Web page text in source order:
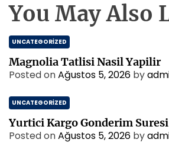
You May Also
UNCATEGORIZED
Magnolia Tatlisi Nasil Yapilir
Posted onAğustos 5, 2026 by
UNCATEGORIZED
Yurtici Kargo Gonderim
Posted onAğustos 5, 2026 by